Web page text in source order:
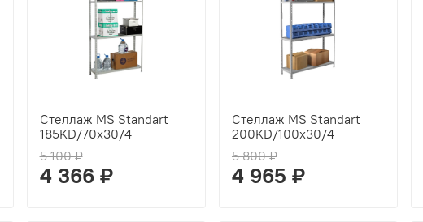
Стеллаж MS Standart
185KD/70x30/4
5 100 ₽
4 366 ₽
Стеллаж MS Standart
200KD/100x30/4
5 800 ₽
4 965 ₽